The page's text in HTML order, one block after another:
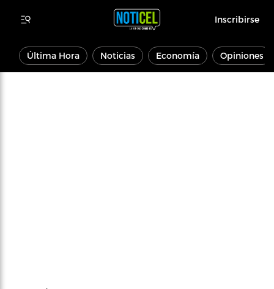
Inscribirse
Última Hora Noticias Economía Opiniones